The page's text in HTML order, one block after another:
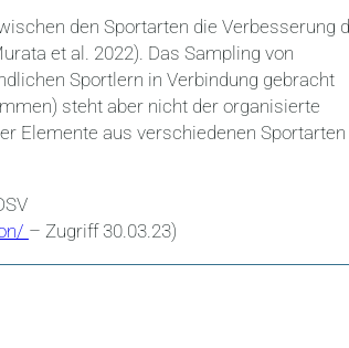
den Sportarten die Verbesserung
et al. 2022). Das Sampling von
Sportlern in Verbindung gebracht
steht aber nicht der organisierte
Elemente aus verschiedenen
– Zugriff 30.03.23)